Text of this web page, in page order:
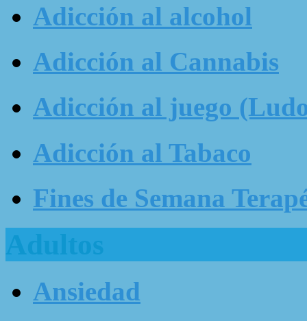
Adicción al alcohol
Adicción al Cannabis
Adicción al juego
Adicción al Tabaco
Fines de Semana
Adultos
Ansiedad